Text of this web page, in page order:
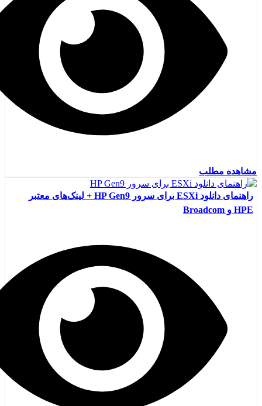
مشاهده مطلب
راهنمای دانلود ESXi برای سرور HP Gen9 + لینک‌های معتبر
HPE و Broadcom